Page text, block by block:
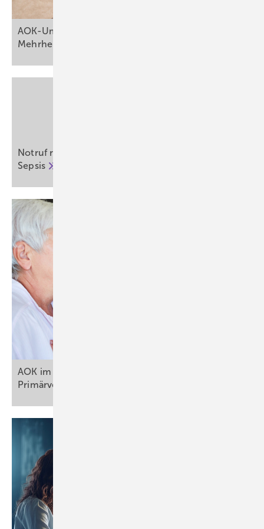
AOK-Umfrage: Gesunde Ernährung im Alltag ist für
Mehrheit der Menschen eine
Notruf rettet Leben bei Herzstillstand, Infarkt und
Sepsis
AOK im Dialog: Plädoyer für mehr Prävention und
Primärversorgung